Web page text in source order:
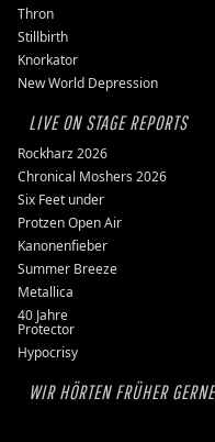
Thron
Stillbirth
Knorkator
New World Depression
LIVE ON STAGE REPORTS
Rockharz 2026
Chronical Moshers 2026
Six Feet under
Protzen Open Air
Kanonenfieber
Summer Breeze
Metallica
40 Jahre
Protector
Hypocrisy
WIR HÖRTEN FRÜHER GERNE